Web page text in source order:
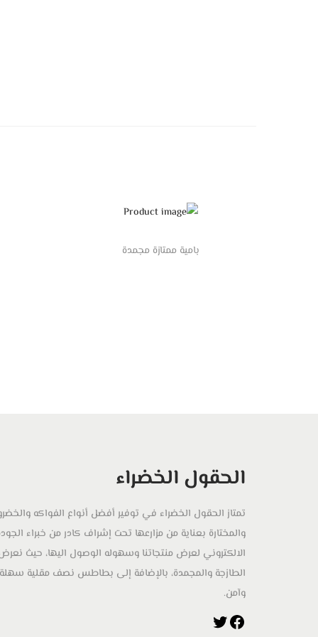
بامية ممتازة مجمدة
الحقول الخضراء
تمتاز الحقول الخضراء في توفير أفضل أنواع الفواكه
والمختارة بعناية من مزارعها تحت إشراف كادر من خبراء
الالكتروني لعرض منتجاتنا وسهوله الوصول اليها، حيث
الطازجة والمجمدة، بالإضافة إلى بطاطس نصف مقلية
وآمن.
ف